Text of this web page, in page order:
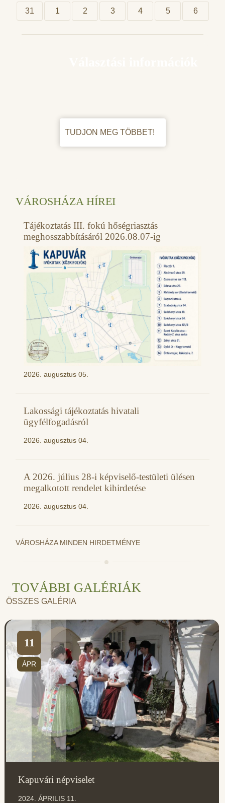
31 1 2 3 4 5 6
TUDJON MEG TÖBBET!
VÁROSHÁZA HÍREI
Tájékoztatás III. fokú hőségriasztás
meghosszabbításáról 2026.08.07-ig
2026. augusztus 05.
Lakossági tájékoztatás hivatali
ügyfélfogadásról
2026. augusztus 04.
A 2026. július 28-i képviselő-testületi ülésen
megalkotott rendelet kihirdetése
2026. augusztus 04.
VÁROSHÁZA MINDEN HIRDETMÉNYE
TOVÁBBI GALÉRIÁK
ÖSSZES GALÉRIA
11
ÁPR
Kapuvári népviselet
2024. ÁPRILIS 11.